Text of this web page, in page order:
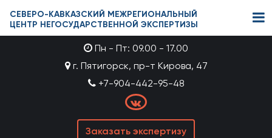
СЕВЕРО-КАВКАЗСКИЙ МЕЖРЕГИОНАЛЬНЫЙ
ЦЕНТР НЕГОСУДАРСТВЕННОЙ ЭКСПЕРТИЗЫ
Пн - Пт: 09.00 - 17.00
г. Пятигорск, пр-т Кирова, 47
+7-904-442-95-48
Заказать экспертизу